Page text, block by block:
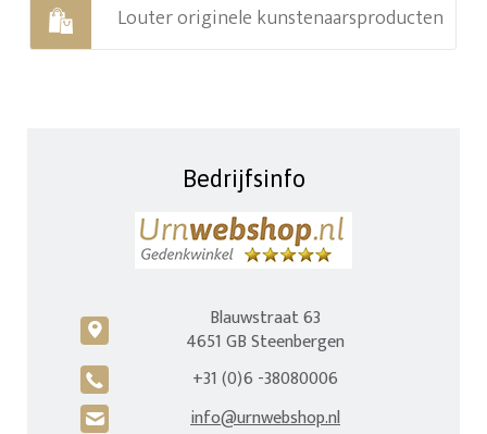
Louter originele kunstenaarsproducten
Bedrijfsinfo
c
Blauwstraat 63
4651 GB Steenbergen
A +31 (0)6 -38080006
H info@urnwebshop.nl